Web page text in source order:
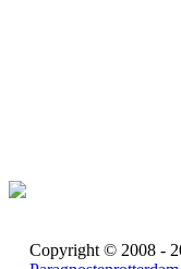
Copyright © 2008 -